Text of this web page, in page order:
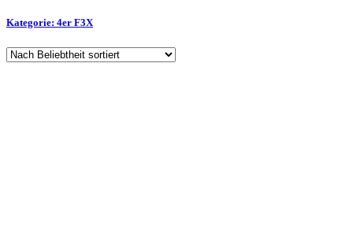
Kategorie: 4er F3X